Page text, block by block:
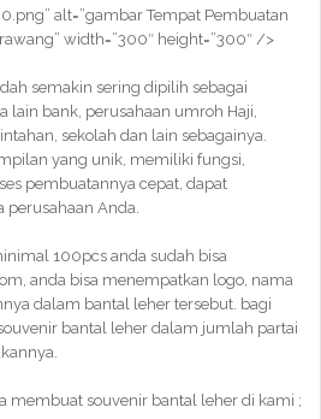
alt=”gambar Tempat Pembuatan
width=”300″ height=”300″ />
semakin sering dipilih sebagai
lain bank, perusahaan umroh Haji,
sekolah dan lain sebagainya.
yang unik, memiliki fungsi,
pembuatannya cepat, dapat
perusahaan Anda.
100pcs anda sudah bisa
anda bisa menempatkan logo, nama
dalam bantal leher tersebut. bagi
bantal leher dalam jumlah partai
membuat souvenir bantal leher di kami ;